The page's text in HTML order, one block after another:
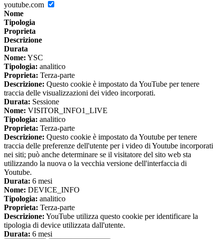
youtube.com
Nome
Tipologia
Proprieta
Descrizione
Durata
Nome: YSC
Tipologia: analitico
Proprieta: Terza-parte
Descrizione: Questo cookie è impostato da YouTube per tenere
traccia delle visualizzazioni dei video incorporati.
Durata: Sessione
Nome: VISITOR_INFO1_LIVE
Tipologia: analitico
Proprieta: Terza-parte
Descrizione: Questo cookie è impostato da Youtube per tenere
traccia delle preferenze dell'utente per i video di Youtube incorporati
nei siti; può anche determinare se il visitatore del sito web sta
utilizzando la nuova o la vecchia versione dell'interfaccia di
Youtube.
Durata: 6 mesi
Nome: DEVICE_INFO
Tipologia: analitico
Proprieta: Terza-parte
Descrizione: YouTube utilizza questo cookie per identificare la
tipologia di device utilizzata dall'utente.
Durata: 6 mesi